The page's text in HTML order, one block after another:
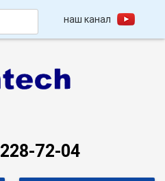
наш канал
228-72-04